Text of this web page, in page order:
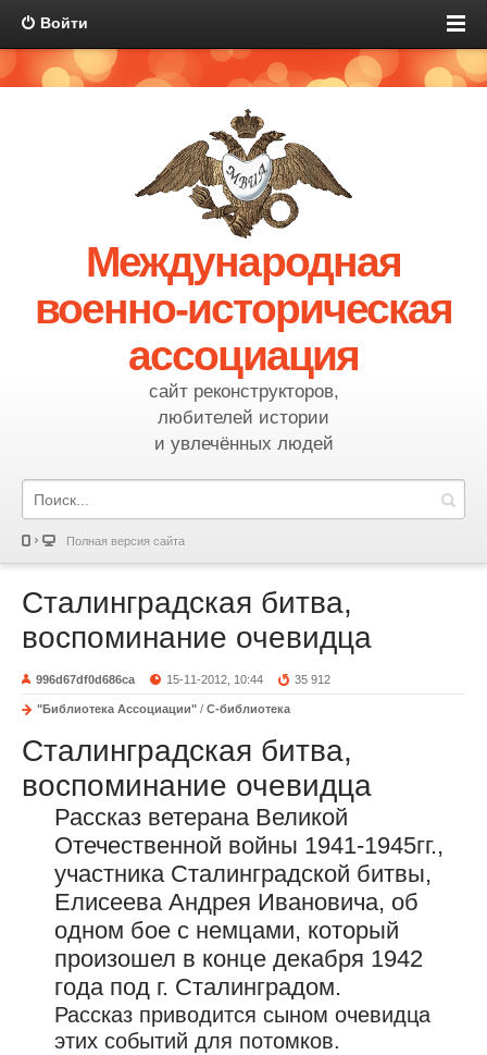
Войти
Международная
военно-историческая
ассоциация
сайт реконструкторов,
любителей истории
и увлечённых людей
Полная версия сайта
Сталинградская битва,
воспоминание очевидца
996d67df0d686ca 15-11-2012, 10:44 35 912
"Библиотека Ассоциации" / С-библиотека
Сталинградская битва,
воспоминание очевидца
Рассказ ветерана Великой
Отечественной войны 1941-1945гг.,
участника Сталинградской битвы,
Елисеева Андрея Ивановича, об
одном бое с немцами, который
произошел в конце декабря 1942
года под г. Сталинградом.
Рассказ приводится сыном очевидца
этих событий для потомков.